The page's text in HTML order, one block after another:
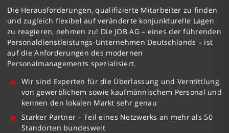
Die Herausforderungen, qualifizierte Mitarbeiter zu finden
und zugleich flexibel auf veränderte konjunkturelle Lagen
zu reagieren, nehmen zu! Die JOB AG – eines der führenden
Personaldienstleistungs-Unternehmen Deutschlands – ist
auf die Anforderungen des modernen
Personalmanagements spezialisiert.
Wir sind Experten für die Überlassung und Vermittlung
von gewerblichem sowie kaufmännischem Personal und
kennen den lokalen Markt sehr genau
Starker Partner – Teil eines Netzwerks an mehr als 50
Standorten bundesweit